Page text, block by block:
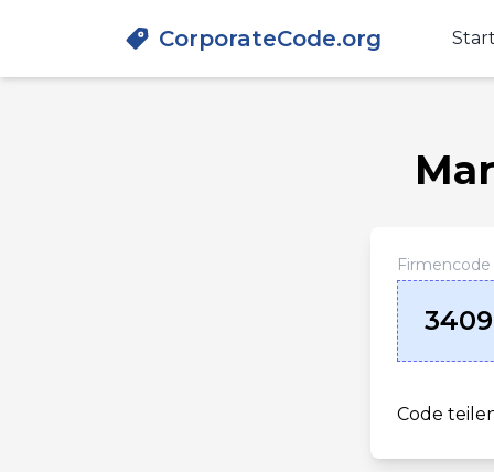
CorporateCode.org
Firmencode
Code